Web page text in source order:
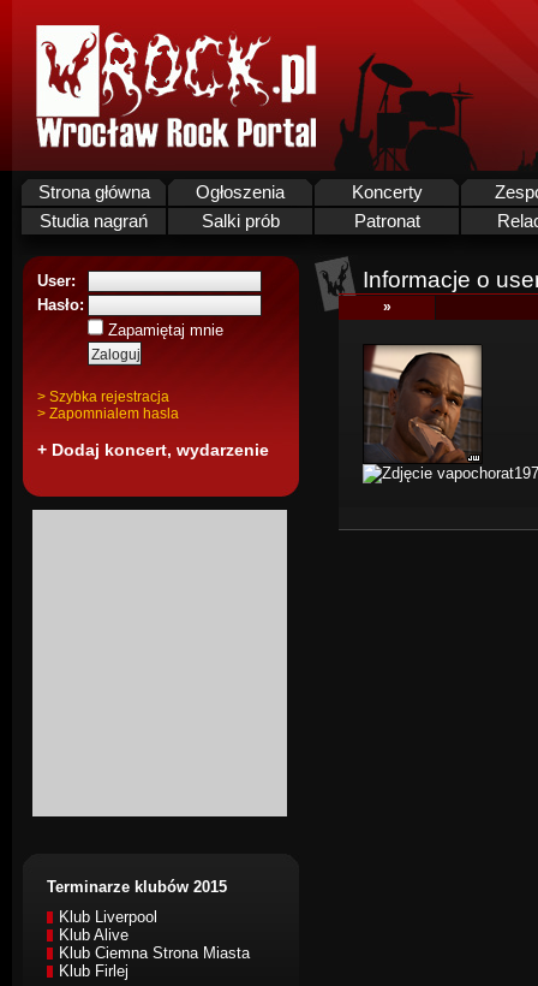
Strona główna Ogłoszenia Koncerty
Studia nagrań
Salki prób Patronat
User:
Hasło:
Zapamiętaj mnie
> Szybka rejestracja
> Zapomnialem hasla
+ Dodaj koncert, wydarzenie
Terminarze klubów 2015
Klub Liverpool
Klub Alive
Klub Ciemna Strona Miasta
Klub Firlej
Informacje o
»